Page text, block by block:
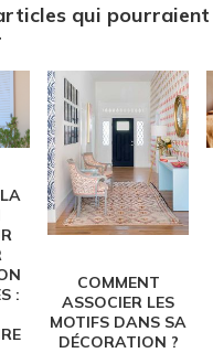
qui pourraient
:
COMMENT
ASSOCIER LES
MOTIFS DANS SA
DÉCORATION ?